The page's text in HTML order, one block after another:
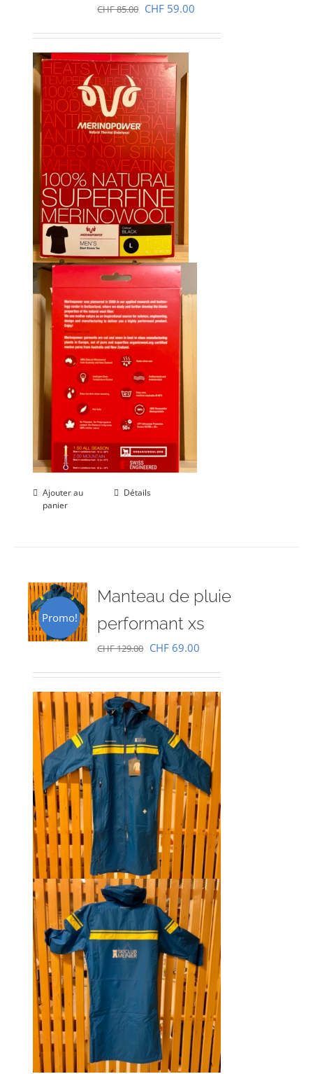
CHF85.00 Le
initial
était :
CHF 85.00.
CHF 59.00
Ajouter au
panier
Détails
Promo!
Manteau de pluie
performant xs
CHF129.00 Le
initial
était :
CHF 129.00.
CHF 69.00
actuel
est :
CHF 69.00.